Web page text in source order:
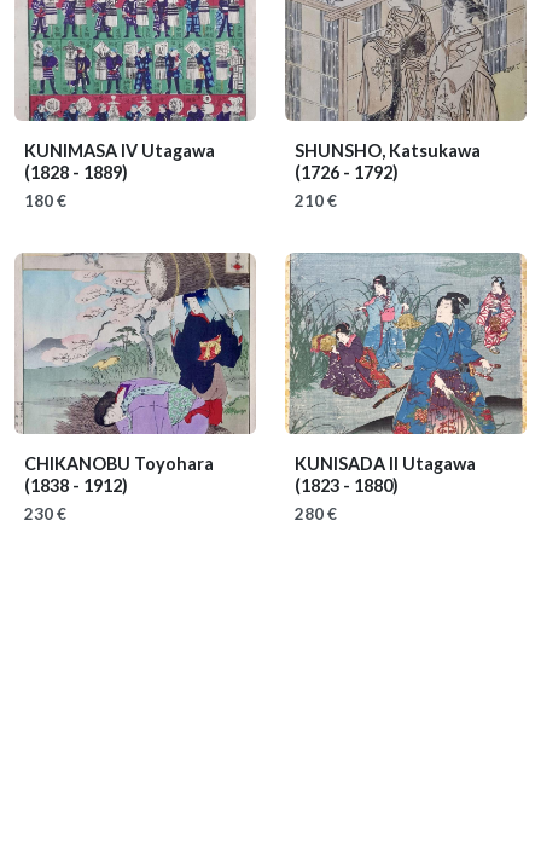
KUNIMASA IV Utagawa
(1828 - 1889)
180 €
SHUNSHO, Katsukawa
(1726 - 1792)
210 €
CHIKANOBU Toyohara
(1838 - 1912)
230 €
KUNISADA II Utagawa
(1823 - 1880)
280 €